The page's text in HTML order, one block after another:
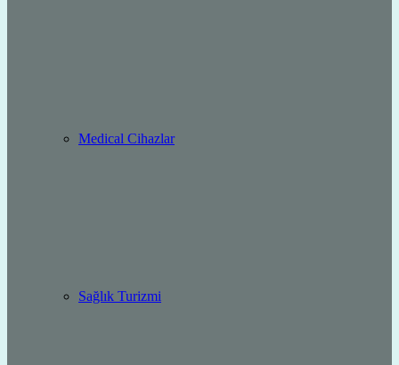
Medical Cihazlar
Sağlık Turizmi